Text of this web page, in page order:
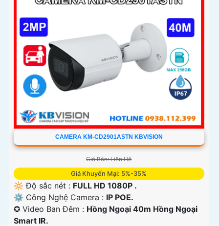
CAMERA KM-CD2901ASTN KBVISION
Giá Bán: Liên Hệ
Giá Khuyến Mại: 5%-35%
🔆 Độ sắc nét : FULL HD 1080P .
⚙ Công Nghệ Camera : IP POE.
✪ Video Ban Đêm : Hồng Ngoại 40m Hồng Ngoại
Smart IR.